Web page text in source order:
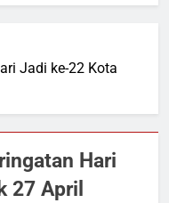
Jadi ke-22 Kota
Hari
27 April